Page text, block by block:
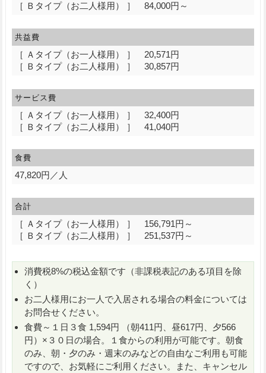
［ Ｂタイプ（お二人様用） ］ 84,000円～
共益費
［ Ａタイプ（お一人様用） ］ 20,571円
［ Ｂタイプ（お二人様用） ］ 30,857円
サービス費
［ Ａタイプ（お一人様用） ］ 32,400円
［ Ｂタイプ（お二人様用） ］ 41,040円
食費
47,820円／人
合計
［ Ａタイプ（お一人様用） ］ 156,791円～
［ Ｂタイプ（お二人様用） ］ 251,537円～
消費税8%の税込金額です（非課税表記のある項目を除
く）
お二人様用にお一人で入居される場合の料金については
お問合せください。
食費～１日３食 1,594円 （朝411円、昼617円、夕566
円）×３０日の場合。１食からの利用が可能です。朝食
のみ、朝・夕のみ・週末のみなどの自由なご利用も可能
ですので、お気軽にご利用ください。また、キャンセル